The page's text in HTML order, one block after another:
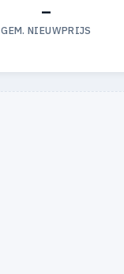
—
GEM. NIEUWPRIJS